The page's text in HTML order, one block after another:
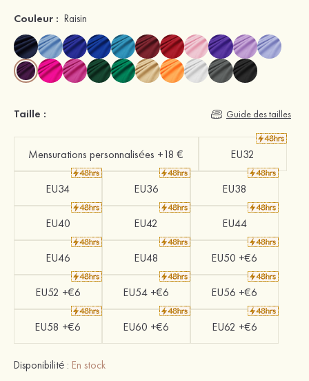
Couleur : Raisin
Taille : Guide des tailles
Mensurations personnalisées +18 € EU32
EU34 EU36 EU38
EU40 EU42 EU44
EU46 EU48 EU50 +€6
EU52 +€6 EU54 +€6 EU56 +€6
EU58 +€6 EU60 +€6 EU62 +€6
Disponibilité : En stock